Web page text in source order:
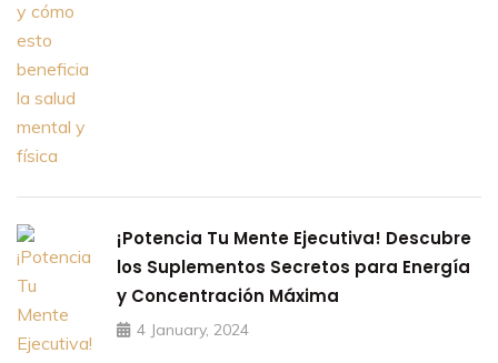
¡Potencia Tu Mente Ejecutiva! Descubre
los Suplementos Secretos para Energía
y Concentración Máxima
4 January, 2024